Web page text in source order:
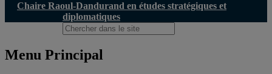
Chaire Raoul-Dandurand en études stratégiques et
diplomatiques
Menu Principal